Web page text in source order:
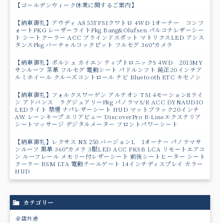
【ゴールデンウィーク休業に関するご案内】
【納車御礼】アウディ A8 55TFSIクワトロ 4WD 1オーナー コンフ
ォートPKG レーザーライトPkg Bang&Olufsen パルコナレザーシー
ト シートクーラー ACC ブラインドスポット マトリクスLED アシス
タンスPkg バーチャルコックピット フルセグ 360°カメラ
【納車御礼】ポルシェ カイエン ティプトロニックS 4WD 2013MY
サンルーフ 茶革 フルセグ 電動シート パドルシフト 純正20インチア
ルミホイール クルーズコントロール ナビ Bluetooth ETC キセノン
【納車御礼】フォルクスワーゲン アルテオン TSI 4モーションRライ
ン アドバンス ラグジュアリーPkg パノラマS/R ACC DYNAUDIO
LEDライト 禁煙 ナパレザーシート HUD マットブラック20インチ
AW レーンキープ エリアビュー DiscoverPro R-Lineエクステリア
シートマッサージ デジタルメーター フロントパワーシート
【納車御礼】レクサス NX 250 バージョンL 1オーナー パノラマサ
ンルーフ 黒革 360°カメラ 3眼LED ACC PKSB LCA リモートエアコ
ン ルーフレール メモリー付レザーシート 前後シートヒーター シート
クーラー BSM LTA 電動テールゲート 14インチディスプレイ カラー
HUD
カテゴリー
全店共通